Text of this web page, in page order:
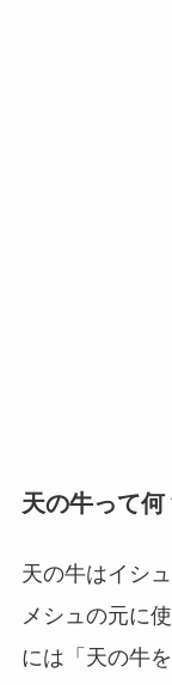
天の牛って何
天の牛はイシ
メシュの元に
には「天の牛